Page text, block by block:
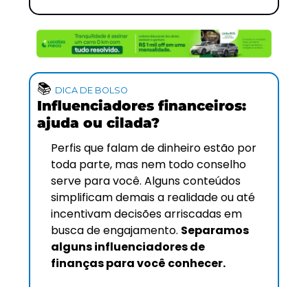
📚 DICA DE BOLSO
Influenciadores financeiros:
ajuda ou cilada?
Perfis que falam de dinheiro estão por
toda parte, mas nem todo conselho
serve para você. Alguns conteúdos
simplificam demais a realidade ou até
incentivam decisões arriscadas em
busca de engajamento. Separamos
alguns influenciadores de
finanças para você conhecer.